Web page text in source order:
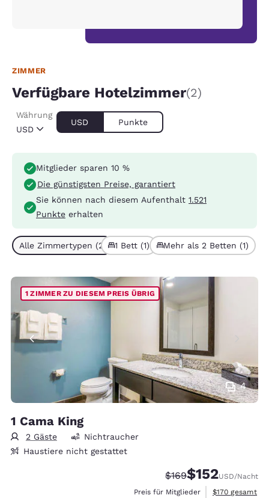
ZIMMER
Verfügbare Hotelzimmer(2)
USD
Währung
USD Punkte
Mitglieder sparen 10 %
Die günstigsten Preise, garantiert
Sie können nach diesem Aufenthalt 1.521
Punkte erhalten
Alle Zimmertypen (2) 1 Bett (1) Mehr als 2 Betten (1)
4
1 ZIMMER ZU DIESEM PREIS ÜBRIG
1 Cama King
2 Gäste
Nichtraucher
Haustiere nicht gestattet
Durchgestrichener
$169Vergünstigter
$152USD/Nacht
Preis für Mitglieder
Geschätzte
$170 gesamt